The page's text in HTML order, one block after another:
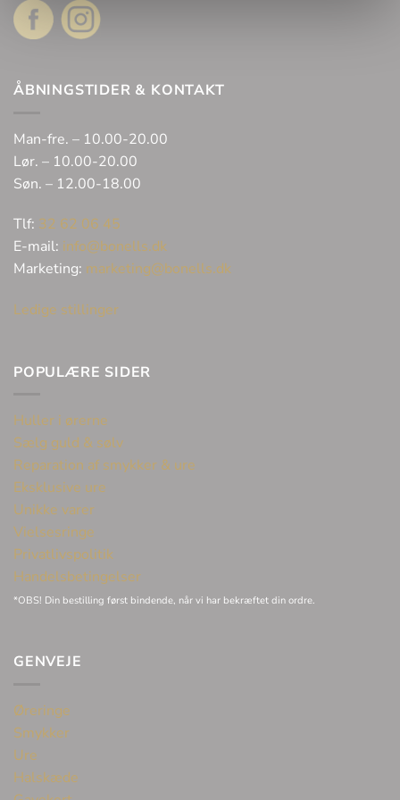
ÅBNINGSTIDER & KONTAKT
Man-fre. – 10.00-20.00
Lør. – 10.00-20.00
Søn. – 12.00-18.00
Tlf: 32 62 06 45
E-mail: info@bonells.dk
Marketing: marketing@bonells.dk
Ledige stillinger
POPULÆRE SIDER
Huller i ørerne
Sælg guld & sølv
Reparation af smykker & ure
Eksklusive ure
Unikke varer
Vielsesringe
Privatlivspolitik
Handelsbetingelser
*OBS! Din bestilling først bindende, når vi har bekræftet din ordre.
GENVEJE
Øreringe
Smykker
Ure
Halskæde